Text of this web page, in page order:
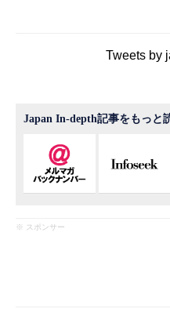
Tweets by
Japan In-depth記事をもっと
※ スポンサー